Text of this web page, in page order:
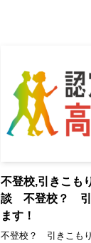
不登校,引きこも
談 不登校？ 引
ます！
不登校？ 引きこも